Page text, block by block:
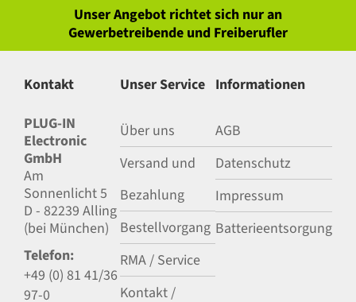
Unser Angebot richtet sich nur an
Gewerbetreibende und Freiberufler
Kontakt
PLUG-IN
Electronic
GmbH
Am
Sonnenlicht 5
D - 82239 Alling
(bei München)
Telefon:
+49 (0) 81 41/36
97-0
Unser Service
Über uns
Versand und
Bezahlung
Bestellvorgang
RMA / Service
Kontakt /
Informationen
AGB
Datenschutz
Impressum
Batterieentsorgung